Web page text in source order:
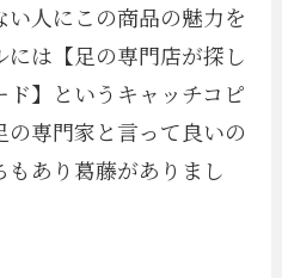
人にこの商品の魅力を
は【足の専門店が探し
】というキャッチコピ
専門家と言って良いの
あり葛藤がありまし